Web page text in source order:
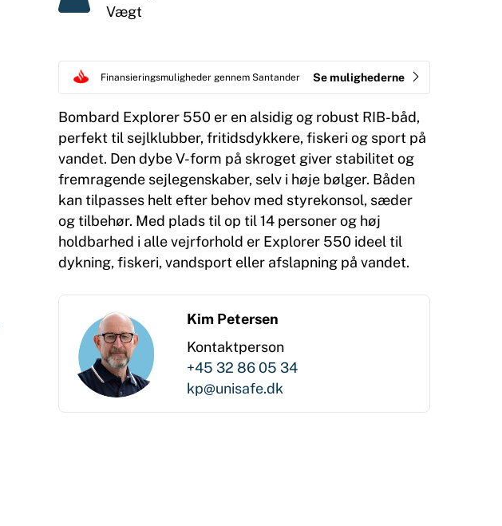
Vægt
Finansieringsmuligheder gennem Santander Se mulighederne
Bombard Explorer 550 er en alsidig og robust RIB-båd,
perfekt til sejlklubber, fritidsdykkere, fiskeri og sport på
vandet. Den dybe V-form på skroget giver stabilitet og
fremragende sejlegenskaber, selv i høje bølger. Båden
kan tilpasses helt efter behov med styrekonsol, sæder
og tilbehør. Med plads til op til 14 personer og høj
holdbarhed i alle vejrforhold er Explorer 550 ideel til
dykning, fiskeri, vandsport eller afslapning på vandet.
Kim Petersen
Kontaktperson
+45 32 86 05 34
kp@unisafe.dk